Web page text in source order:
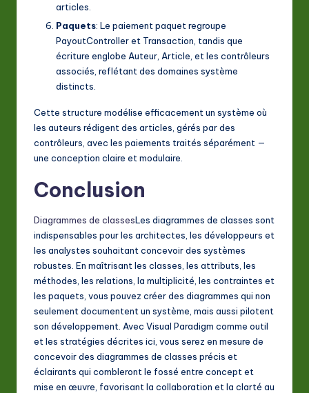
articles.
Paquets: Le paiement paquet regroupe
PayoutControlleret Transaction , tandis que
écriture englobe Auteur Article , et les contrôleurs
associés, reflétant des domaines système
distincts.
Cette structure modélise efficacement un système où
les auteurs rédigent des articles, gérés par des
contrôleurs, avec les paiements traités séparément —
une conception claire et modulaire.
Conclusion
Diagrammes de classesLes diagrammes de classes sont
indispensables pour les architectes, les développeurs et
les analystes souhaitant concevoir des systèmes
robustes. En maîtrisant les classes, les attributs, les
méthodes, les relations, la multiplicité, les contraintes et
les paquets, vous pouvez créer des diagrammes qui non
seulement documentent un système, mais aussi pilotent
son développement. Avec Visual Paradigm comme outil
et les stratégies décrites ici, vous serez en mesure de
concevoir des diagrammes de classes précis et
éclairants qui combleront le fossé entre concept et
mise en œuvre, favorisant la collaboration et la clarté au